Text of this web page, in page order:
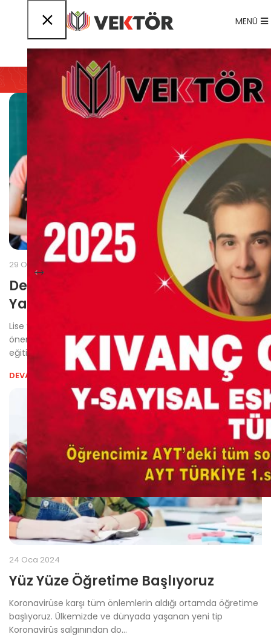
MENÜ
Etkinlikler
29 Oca 2024
Dershane veya Kurs Seçimi
Yapılırken Nelere Dikkat Etmeliyiz?
Lise ve üniversite sınavları, gençlerin geleceklerini belirleyen
önemli adımlardan biridir. Bu süreçte doğru rehberlik ve
eğitim almak,...
DEVAMI
24 Oca 2024
Yüz Yüze Öğretime Başlıyoruz
Koronavirüse karşı tüm önlemlerin aldığı ortamda öğretime
başlıyoruz. Ülkemizde ve dünyada yaşanan yeni tip
Koronavirüs salgınından do...